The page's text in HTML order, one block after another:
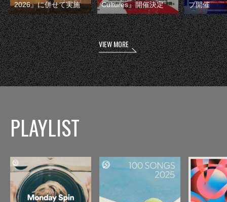
2026』に併せて実施
Cultures』開催決定
ブ開催
VIEW MORE
PLAYLIST